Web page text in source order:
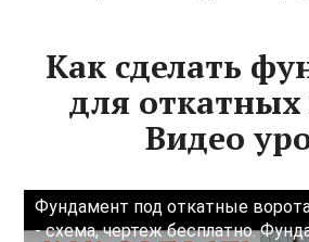
Как сделать
для откатных
Видео
Фундамент под откатные
- схема, чертеж бесплатно.